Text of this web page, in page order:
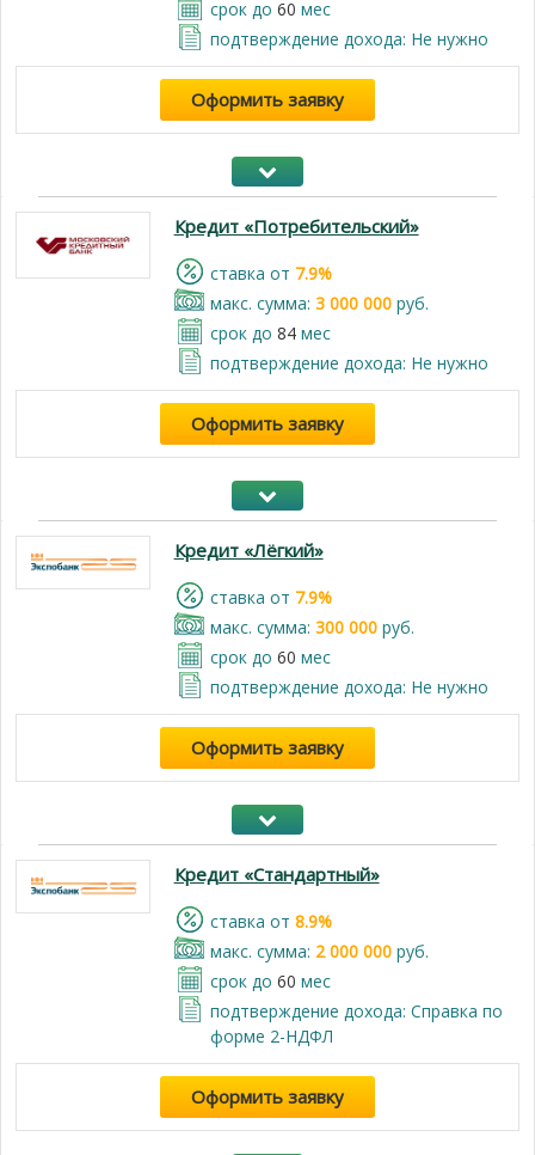
срок до 60 мес
подтверждение дохода: Не нужно
Оформить заявку
Кредит «Потребительский»
cтавка от 7.9%
макс. сумма: 3 000 000руб.
срок до 84мес
подтверждение дохода: Не нужно
Оформить заявку
Кредит «Лёгкий»
cтавка от 7.9%
макс. сумма: 300 000руб.
срок до 60 мес
подтверждение дохода: Не нужно
Оформить заявку
Кредит «Стандартный»
cтавка от 8.9%
макс. сумма: 2 000 000руб.
срок до 60 мес
подтверждение дохода: Справка по
форме 2-НДФЛ
Оформить заявку